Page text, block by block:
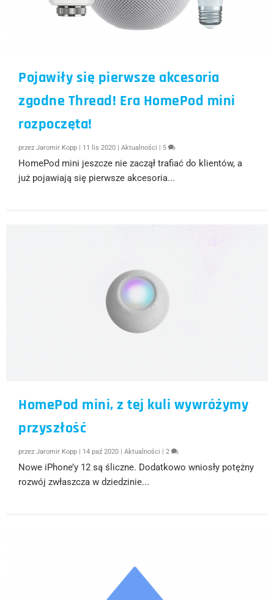
Pojawiły się pierwsze akcesoria
zgodne Thread! Era HomePod mini
rozpoczęta!
przezJaromir Kopp 11 lis 2020 |Aktualności 5
HomePod mini jeszcze nie zaczął trafiać do klientów, a
już pojawiają się pierwsze akcesoria...
HomePod mini, z tej kuli wywróżymy
przyszłość
przezJaromir Kopp 14 paź 2020 |Aktualności |2
Nowe iPhone’y 12 są śliczne. Dodatkowo wniosły potężny
rozwój zwłaszcza w dziedzinie...